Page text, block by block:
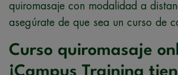
quiromasaje con modalidad a
asegúrate de que sea un curso de
Curso quiromasaje